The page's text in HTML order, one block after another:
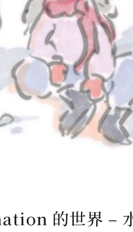
的世界 –